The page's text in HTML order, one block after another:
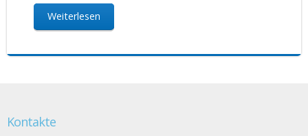
Weiterlesen
Kontakte